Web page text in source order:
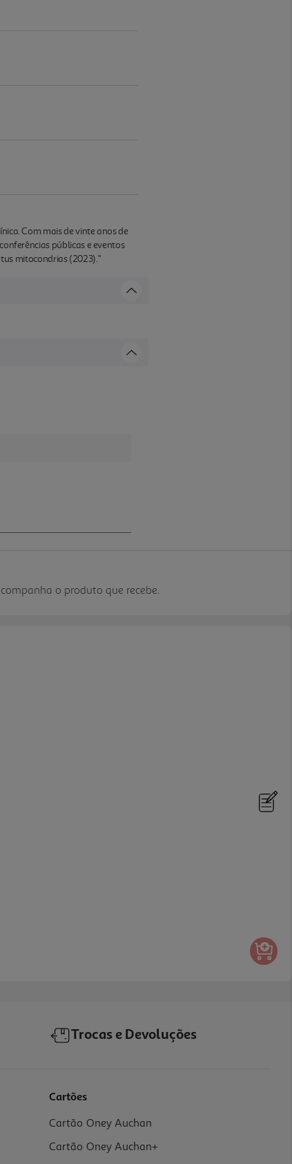
Com mais de vinte anos de
públicas e eventos
mitocondrias (2023)."
o produto que recebe.
Trocas e Devoluções
Cartões
Cartão Oney Auchan
Cartão Oney Auchan+